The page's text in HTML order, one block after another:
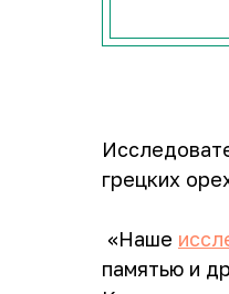
грецких
«Наше
памятью и